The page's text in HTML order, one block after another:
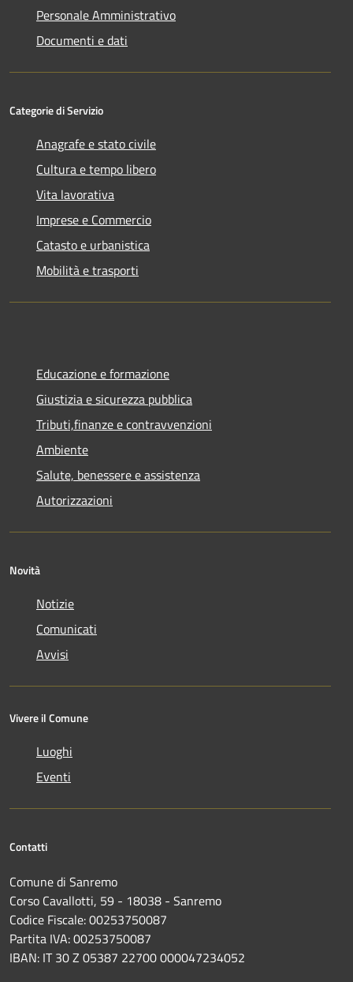
Personale Amministrativo
Documenti e dati
Categorie di Servizio
Anagrafe e stato civile
Cultura e tempo libero
Vita lavorativa
Imprese e Commercio
Catasto e urbanistica
Mobilità e trasporti
Educazione e formazione
Giustizia e sicurezza pubblica
Tributi,finanze e contravvenzioni
Ambiente
Salute, benessere e assistenza
Autorizzazioni
Novità
Notizie
Comunicati
Avvisi
Vivere il Comune
Luoghi
Eventi
Contatti
Comune di Sanremo
Corso Cavallotti, 59 - 18038 - Sanremo
Codice Fiscale: 00253750087
Partita IVA: 00253750087
IBAN: IT 30 Z 05387 22700 000047234052